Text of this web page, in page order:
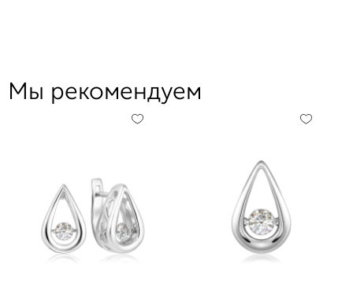
Мы рекомендуем